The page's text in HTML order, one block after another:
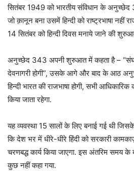
सितंबर 1949 को भारतीय संविधान के
जो क़ानून बना उसमें हिन्दी को राष्ट्रभाषा नहीं
14 सितंबर को हिन्दी दिवस मनाये जाने की
अनुच्छेद 343 अपनी शुरुआत में कहता है – “संघ
देवनागरी होगी”, उसके आगे और बाद के आठ
हिन्दी भारत की राजभाषा होगी, सभी आधिकारिक
किया जाता रहेगा.
यह व्यवस्था 15 सालों के लिए बनाई गई थी
कि देश भर में धीरे-धीरे हिंदी को सरकारी
चरणबद्ध कार्य किया जाएगा. इस अंतरिम समय के
कुछ नहीं कहा गया.